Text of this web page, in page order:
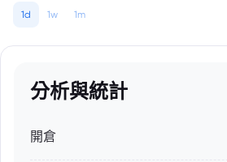
1d 1w 1m
分析與統計
開倉